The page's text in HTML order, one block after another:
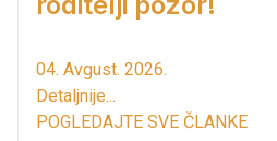
04. Avgust. 2026.
Detaljnije...
POGLEDAJTE SVE ČLANKE